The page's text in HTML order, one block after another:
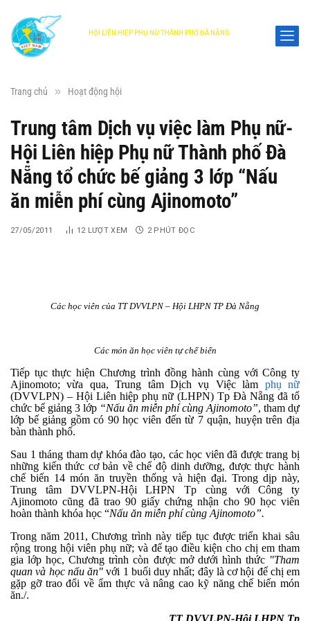
HỘI LIÊN HIỆP PHỤ NỮ THÀNH PHỐ ĐÀ NẴNG
Trang chủ » Hoạt động hội
Trung tâm Dịch vụ việc làm Phụ nữ-
Hội Liên hiệp Phụ nữ Thành phố Đà
Nẵng tổ chức bế giảng 3 lớp “Nấu
ăn miễn phí cùng Ajinomoto”
27/05/2011 12 LƯỢT XEM 2 PHÚT ĐỌC
Các học viên của TT DVVLPN – Hội LHPN TP Đà Nẵng
Các món ăn học viên tự chế biến
Tiếp tục thực hiện Chương trình đồng hành cùng với Công ty
Ajinomoto; vừa qua, Trung tâm Dịch vụ Việc làm phụ nữ
(DVVLPN) – Hội Liên hiệp phụ nữ (LHPN) Tp Đà Nẵng đã tổ
chức bế giảng 3 lớp “Nấu ăn miễn phí cùng Ajinomoto”, tham dự
lớp bế giảng gồm có 90 học viên đến từ 7 quận, huyện trên địa
bàn thành phố.
Sau 1 tháng tham dự khóa đào tạo, các học viên đã được trang bị
những kiến thức cơ bản về chế độ dinh dưỡng, được thực hành
chế biến 14 món ăn truyền thống và hiện đại. Trong dịp này,
Trung tâm DVVLPN-Hội LHPN Tp cùng với Công ty
Ajinomoto cũng đã trao 90 giấy chứng nhận cho 90 học viên
hoàn thành khóa học “Nấu ăn miễn phí cùng Ajinomoto”.
Trong năm 2011, Chương trình này tiếp tục được triển khai sâu
rộng trong hội viên phụ nữ; và để tạo điều kiện cho chị em tham
gia lớp học, Chương trình còn được mở dưới hình thức "Tham
quan và học nấu ăn" với 1 buổi duy nhất; đây là cơ hội để chị em
gặp gỡ trao đổi về ẩm thực và nâng cao kỹ năng chế biến món
ăn./.
TT DVVLPN-Hội LHPN Tp